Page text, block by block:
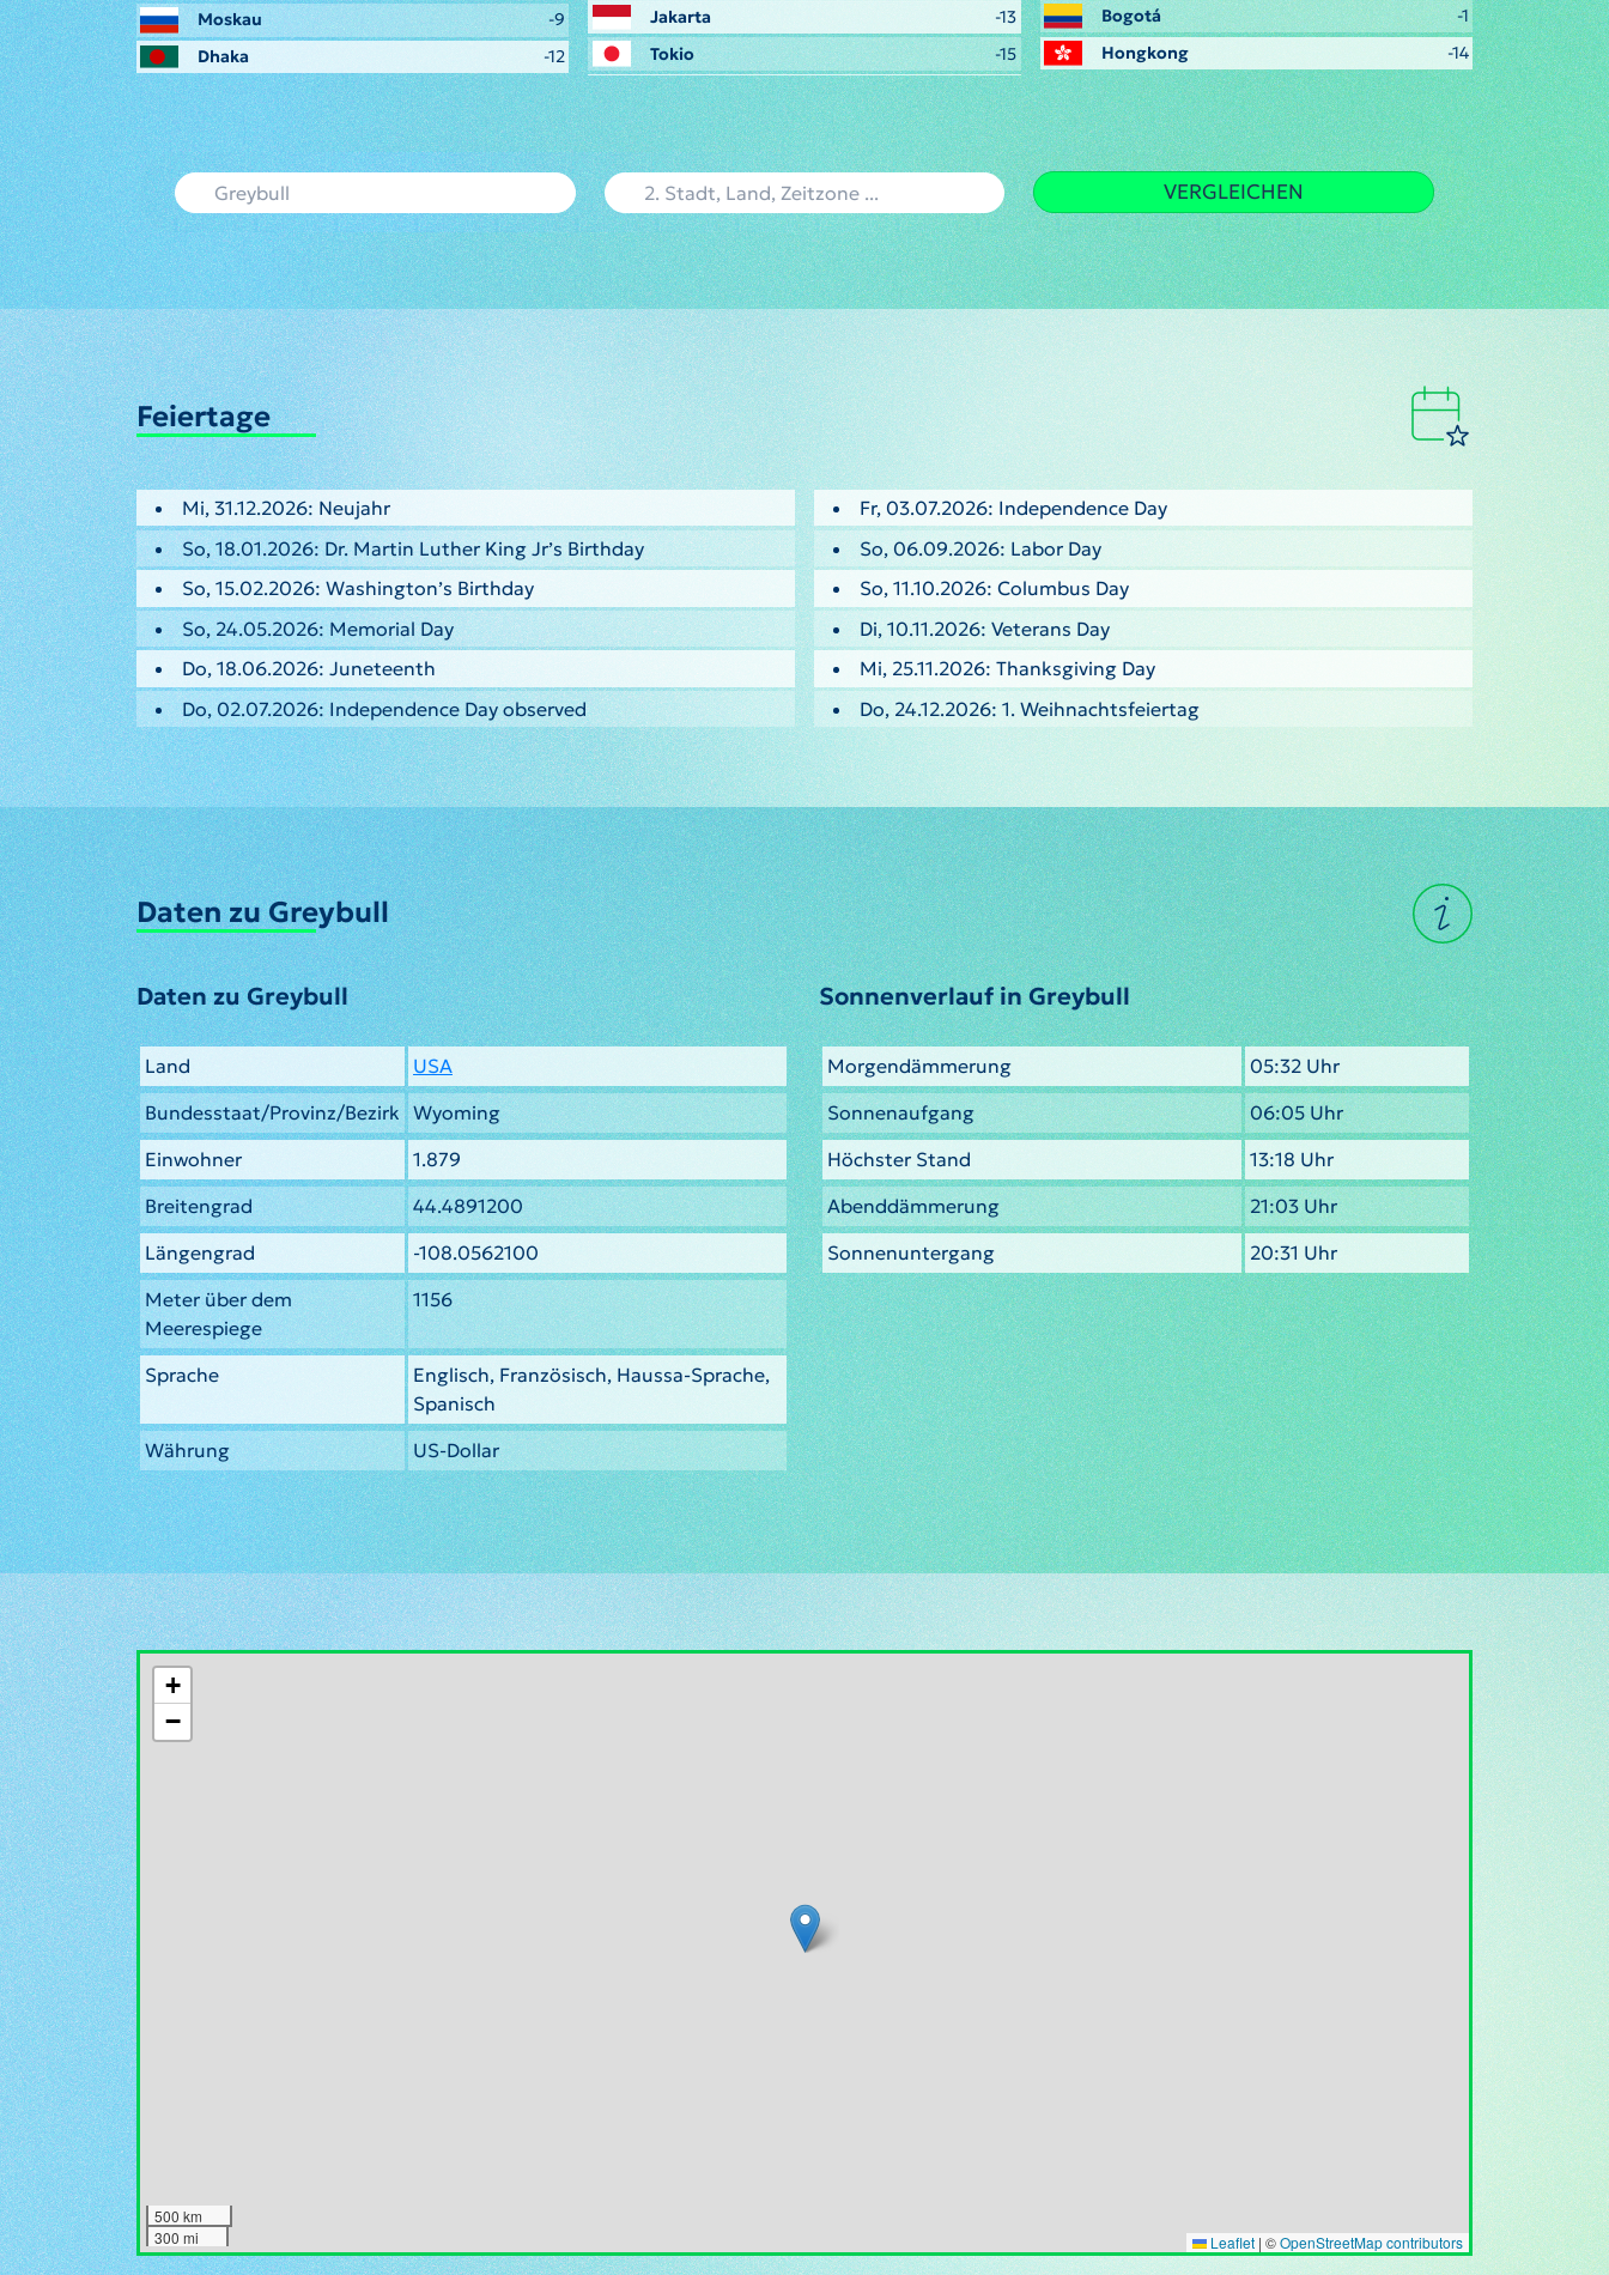
Moskau
-9
Dhaka
-12
Jakarta
-13
Tokio
-15
Bogotá
-1
Hongkong
-14
VERGLEICHEN
Feiertage
Mi, 31.12.2026: Neujahr
So, 18.01.2026: Dr. Martin Luther King Jr’s Birthday
So, 15.02.2026: Washington’s Birthday
So, 24.05.2026: Memorial Day
Do, 18.06.2026: Juneteenth
Do, 02.07.2026: Independence Day observed
Fr, 03.07.2026: Independence Day
So, 06.09.2026: Labor Day
So, 11.10.2026: Columbus Day
Di, 10.11.2026: Veterans Day
Mi, 25.11.2026: Thanksgiving Day
Do, 24.12.2026: 1. Weihnachtsfeiertag
Daten zu Greybull
Daten zu Greybull
Land
USA
Bundesstaat/Provinz/Bezirk Wyoming
Einwohner
1.879
Breitengrad
44.4891200
Längengrad
-108.0562100
Meter über dem
Meerespiege
1156
Sprache
Englisch, Französisch, Haussa-Sprache,
Spanisch
Währung
US-Dollar
Sonnenverlauf in Greybull
Morgendämmerung
05:32 Uhr
Sonnenaufgang
06:05 Uhr
Höchster Stand
13:18 Uhr
Abenddämmerung
21:03 Uhr
Sonnenuntergang
20:31 Uhr
+
−
500 km
300 mi
Leaflet | ©OpenStreetMap contributors